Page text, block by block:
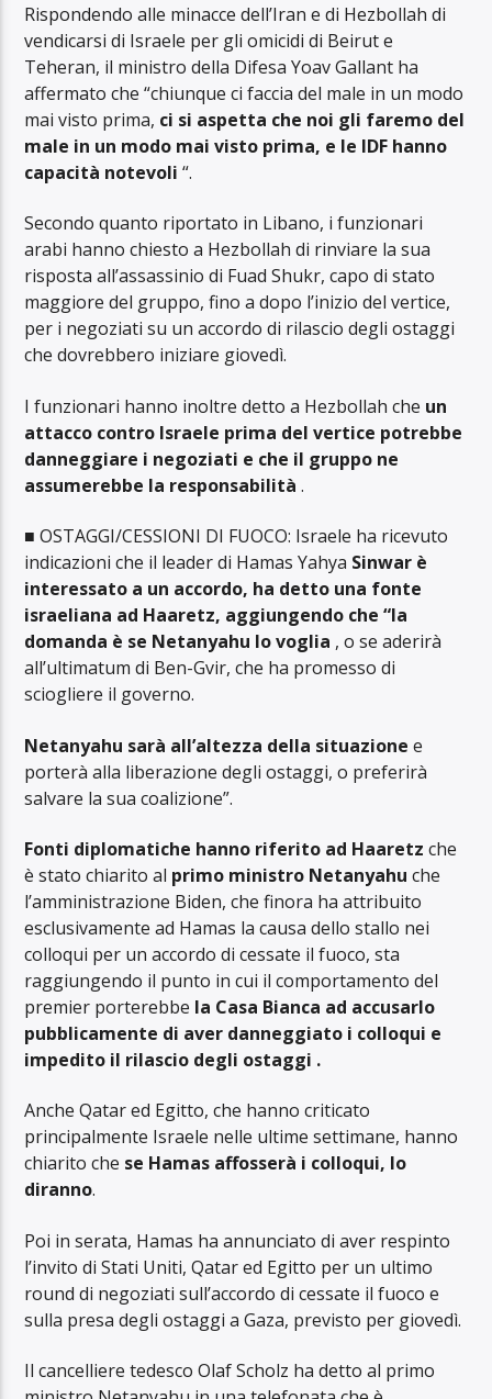
Rispondendo alle minacce dell’Iran e di Hezbollah di
vendicarsi di Israele per gli omicidi di Beirut e
Teheran, il ministro della Difesa Yoav Gallant ha
affermato che “chiunque ci faccia del male in un modo
mai visto prima, ci si aspetta che noi gli faremo del
male in un modo mai visto prima, e le IDF hanno
capacità notevoli “.
Secondo quanto riportato in Libano, i funzionari
arabi hanno chiesto a Hezbollah di rinviare la sua
risposta all’assassinio di Fuad Shukr, capo di stato
maggiore del gruppo, fino a dopo l’inizio del vertice,
per i negoziati su un accordo di rilascio degli ostaggi
che dovrebbero iniziare giovedì.
I funzionari hanno inoltre detto a Hezbollah che un
attacco contro Israele prima del vertice potrebbe
danneggiare i negoziati e che il gruppo ne
assumerebbe la responsabilità .
■ OSTAGGI/CESSIONI DI FUOCO: Israele ha ricevuto
indicazioni che il leader di Hamas Yahya Sinwar è
interessato a un accordo, ha detto una fonte
israeliana ad Haaretz, aggiungendo che “la
domanda è se Netanyahu lo voglia , o se aderirà
all’ultimatum di Ben-Gvir, che ha promesso di
sciogliere il governo.
Netanyahu sarà all’altezza della situazione e
porterà alla liberazione degli ostaggi, o preferirà
salvare la sua coalizione”.
Fonti diplomatiche hanno riferito ad Haaretz che
è stato chiarito al primo ministro Netanyahu che
l’amministrazione Biden, che finora ha attribuito
esclusivamente ad Hamas la causa dello stallo nei
colloqui per un accordo di cessate il fuoco, sta
raggiungendo il punto in cui il comportamento del
premier porterebbe la Casa Bianca ad accusarlo
pubblicamente di aver danneggiato i colloqui e
impedito il rilascio degli ostaggi .
Anche Qatar ed Egitto, che hanno criticato
principalmente Israele nelle ultime settimane, hanno
chiarito che se Hamas affosserà i colloqui, lo
diranno.
Poi in serata, Hamas ha annunciato di aver respinto
l’invito di Stati Uniti, Qatar ed Egitto per un ultimo
round di negoziati sull’accordo di cessate il fuoco e
sulla presa degli ostaggi a Gaza, previsto per giovedì.
Il cancelliere tedesco Olaf Scholz ha detto al primo